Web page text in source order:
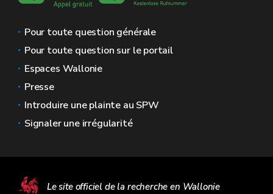
Pour toute question générale
Pour toute question sur le portail
Espaces Wallonie
Presse
Introduire une plainte au SPW
Signaler une irrégularité
Le site officiel de la recherche en Wallonie